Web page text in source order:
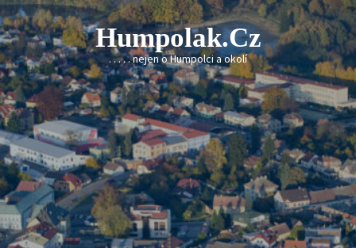
Skip
to
content
Humpolak.cz
. . . . . nejen o Humpolci a okolí